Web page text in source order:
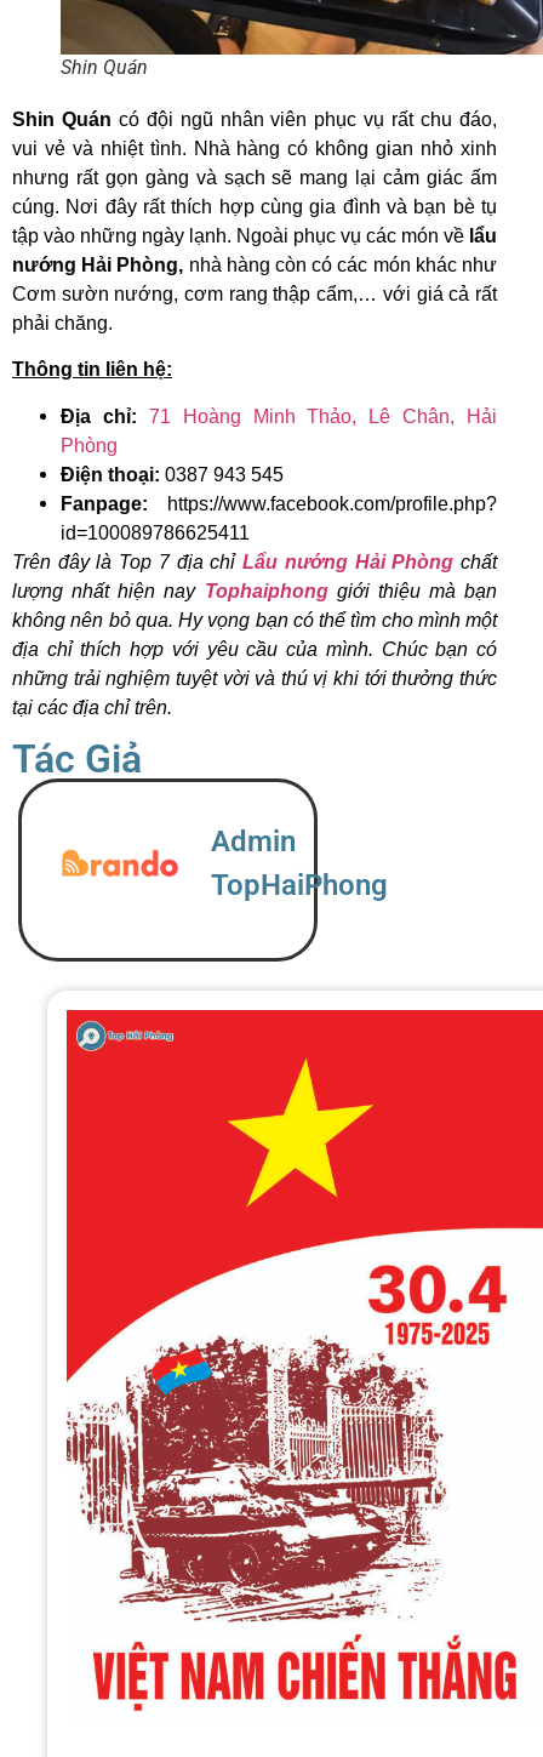
Shin Quán
Shin Quán có đội ngũ nhân viên phục vụ rất chu đáo,
vui vẻ và nhiệt tình. Nhà hàng có không gian nhỏ xinh
nhưng rất gọn gàng và sạch sẽ mang lại cảm giác ấm
cúng. Nơi đây rất thích hợp cùng gia đình và bạn bè tụ
tập vào những ngày lạnh. Ngoài phục vụ các món về lẩu
nướng Hải Phòng, nhà hàng còn có các món khác như
Cơm sườn nướng, cơm rang thập cẩm,… với giá cả rất
phải chăng.
Thông tin liên hệ:
Địa chỉ: 71 Hoàng Minh Thảo, Lê Chân, Hải
Phòng
Điện thoại: 0387 943 545
Fanpage:
https://www.facebook.com/profile.php?
id=100089786625411
Trên đây là Top 7 địa chỉLẩu nướng Hải Phòng chất
lượng nhất hiện nay Tophaiphong giới thiệu mà bạn
không nên bỏ qua. Hy vọng bạn có thể tìm cho mình một
địa chỉ thích hợp với yêu cầu của mình. Chúc bạn có
những trải nghiệm tuyệt vời và thú vị khi tới thưởng thức
tại các địa chỉ trên.
Tác Giả
Admin
TopHaiPhong